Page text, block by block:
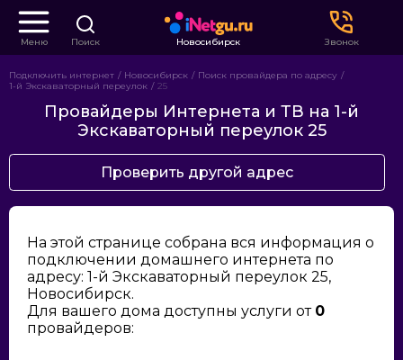
Меню Поиск Новосибирск Звонок
Подключить интернет Новосибирск
Поиск провайдера по адресу
1-й Экскаваторный переулок
25
Провайдеры Интернета и ТВ на 1-й
Экскаваторный переулок 25
Проверить другой адрес
На этой странице собрана вся информация о
подключении домашнего интернета по
адресу: 1-й Экскаваторный переулок 25,
Новосибирск.
Для вашего дома доступны услуги от 0
провайдеров: